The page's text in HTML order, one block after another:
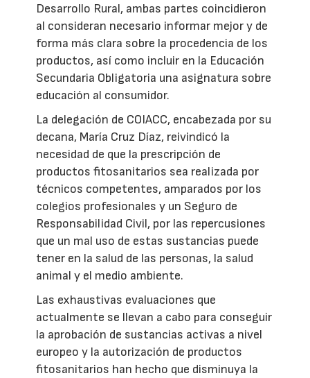
Desarrollo Rural, ambas partes coincidieron
al consideran necesario informar mejor y de
forma más clara sobre la procedencia de los
productos, así como incluir en la Educación
Secundaria Obligatoria una asignatura sobre
educación al consumidor.
La delegación de COIACC, encabezada por su
decana, María Cruz Díaz, reivindicó la
necesidad de que la prescripción de
productos fitosanitarios sea realizada por
técnicos competentes, amparados por los
colegios profesionales y un Seguro de
Responsabilidad Civil, por las repercusiones
que un mal uso de estas sustancias puede
tener en la salud de las personas, la salud
animal y el medio ambiente.
Las exhaustivas evaluaciones que
actualmente se llevan a cabo para conseguir
la aprobación de sustancias activas a nivel
europeo y la autorización de productos
fitosanitarios han hecho que disminuya la